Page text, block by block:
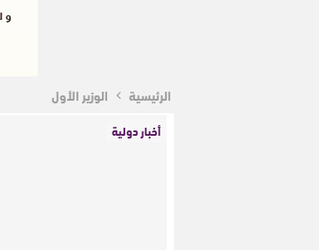
الرئيسية الوزير الأول
أخبار دولية